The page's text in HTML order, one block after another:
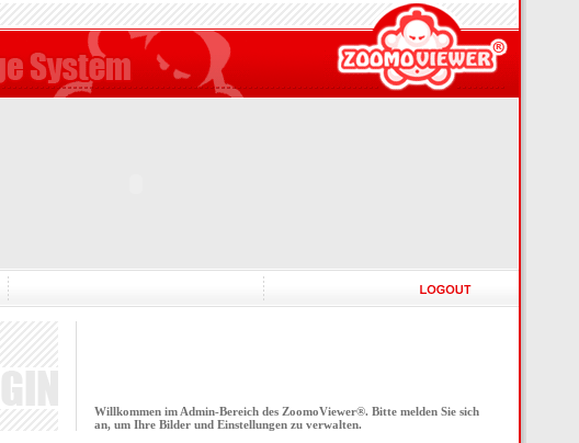
Willkommen im Admin-Bereich des ZoomoViewer®. Bitte melden Sie sich
an, um Ihre Bilder und Einstellungen zu verwalten.